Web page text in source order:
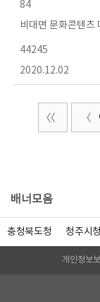
84
비대면 문화콘텐츠
44245
2020.12.02
배너모음
충청북도청 청주시청
개인정보